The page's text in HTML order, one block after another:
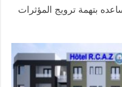
بتهمة ترويج المؤثرات